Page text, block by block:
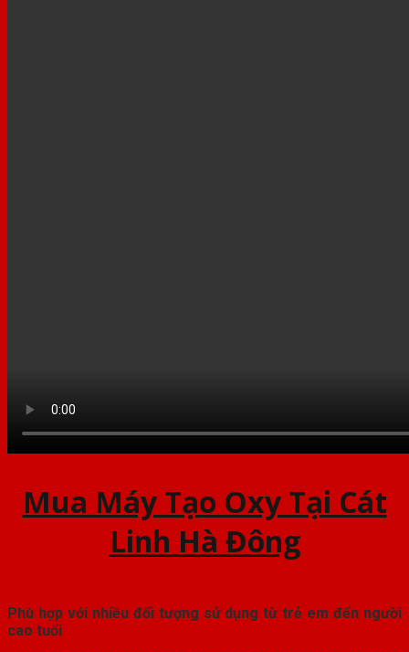
Mua Máy Tạo Oxy Tại Cát
Linh Hà Đông
Phù hợp với nhiều đối tượng sử dụng từ trẻ em đến người
cao tuổi